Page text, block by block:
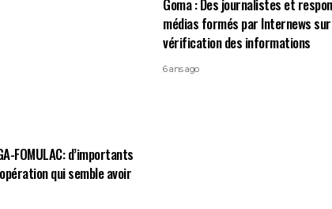
FOMULAC: d’importants
qui semble avoir
Goma : Des journalistes et
médias formés par Internews
vérification des informations
6 ans ago